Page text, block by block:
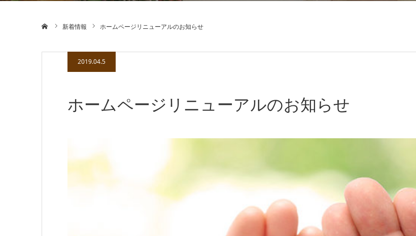
新着情報 ホームページリニューアルのお知らせ
2019.04.5
ホームページリニューアルのお知らせ